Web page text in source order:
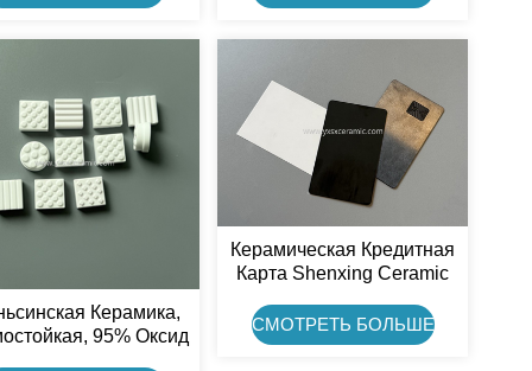
Лямбда-Зондов.
Керамика,
95% Оксид
Керамическая Кредитная
Карта Shenxing Ceramic
Циркония (ZrO2).
СМОТРЕТЬ БОЛЬШЕ